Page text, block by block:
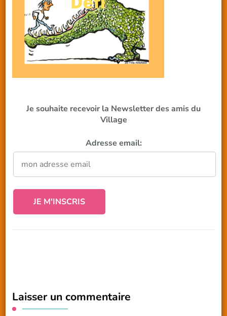
Je souhaite recevoir la Newsletter des amis du
Village
Adresse email:
Laisser un commentaire